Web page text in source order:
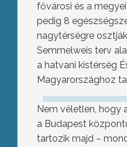
fővárosi és a
pedig 8
nagytérségre
Semmelweis terv
a hatvani kistérség
Magyarországhoz
Nem véletlen, hogy
a Budapest
tartozik majd –